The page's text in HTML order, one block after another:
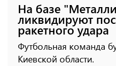
На базе
ликвидируют
ракетного удара
Футбольная команда
Киевской области.